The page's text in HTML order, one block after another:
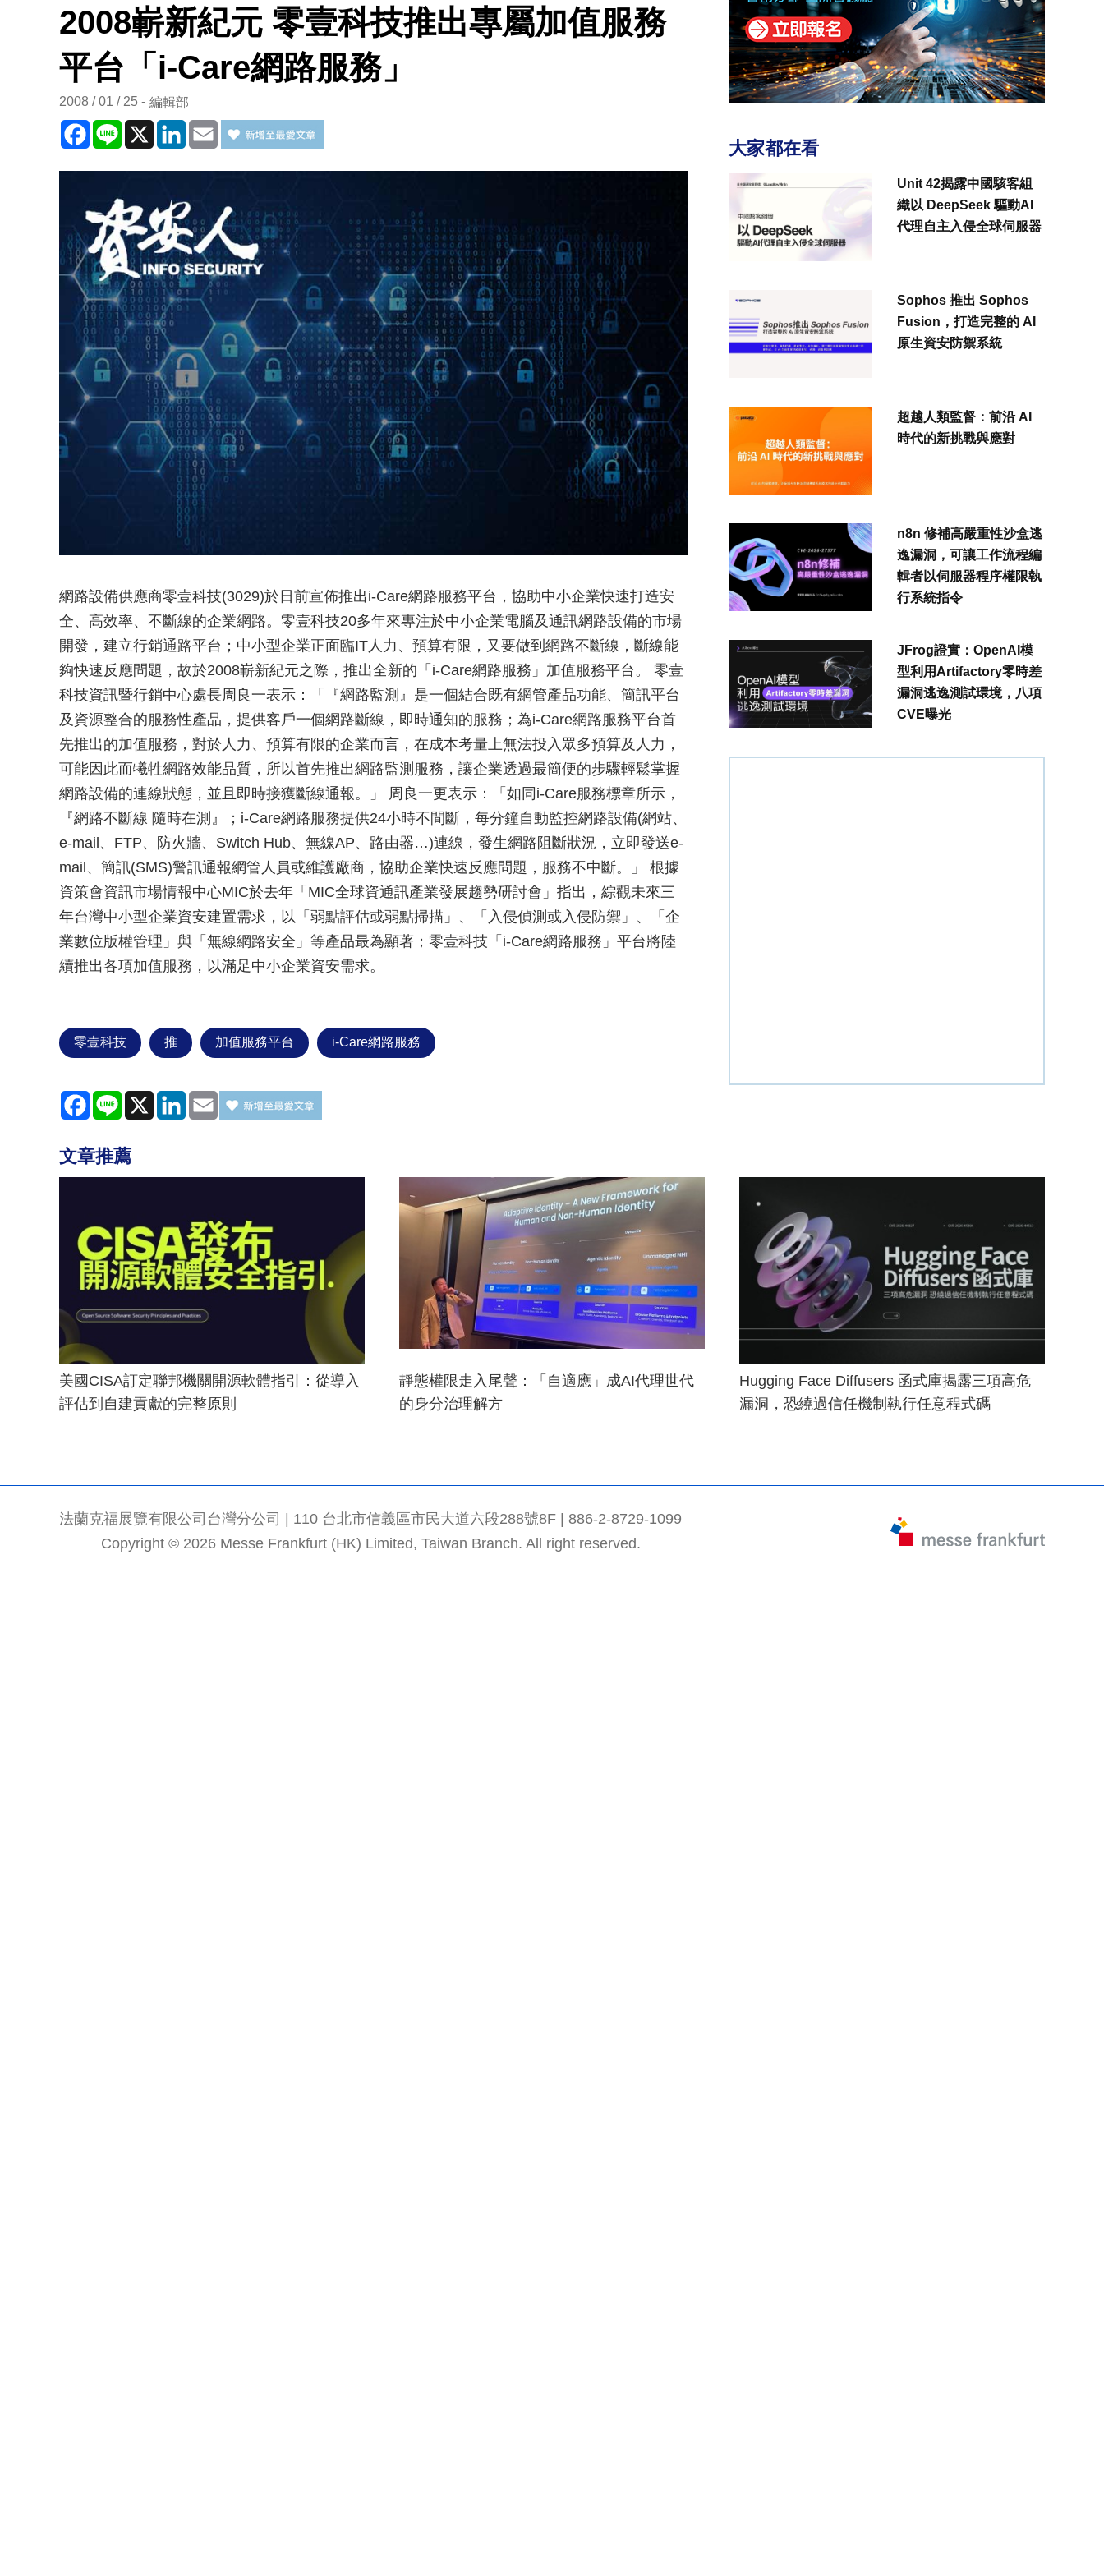
2008嶄新紀元 零壹科技推出專屬加值服務
平台「i-Care網路服務」
2008 / 01 / 25 編輯部
Facebook
Line X LinkedInEmail
網路設備供應商零壹科技(3029)於日前宣佈推出i-Care網路服務平台，協助中小企業快速打造安
全、高效率、不斷線的企業網路。零壹科技20多年來專注於中小企業電腦及通訊網路設備的市場
開發，建立行銷通路平台；中小型企業正面臨IT人力、預算有限，又要做到網路不斷線，斷線能
夠快速反應問題，故於2008嶄新紀元之際，推出全新的「i-Care網路服務」加值服務平台。 零壹
科技資訊暨行銷中心處長周良一表示：「『網路監測』是一個結合既有網管產品功能、簡訊平台
及資源整合的服務性產品，提供客戶一個網路斷線，即時通知的服務；為i-Care網路服務平台首
先推出的加值服務，對於人力、預算有限的企業而言，在成本考量上無法投入眾多預算及人力，
可能因此而犧牲網路效能品質，所以首先推出網路監測服務，讓企業透過最簡便的步驟輕鬆掌握
網路設備的連線狀態，並且即時接獲斷線通報。」 周良一更表示：「如同i-Care服務標章所示，
『網路不斷線 隨時在測』；i-Care網路服務提供24小時不間斷，每分鐘自動監控網路設備(網站、
e-mail、FTP、防火牆、Switch Hub、無線AP、路由器…)連線，發生網路阻斷狀況，立即發送e-
mail、簡訊(SMS)警訊通報網管人員或維護廠商，協助企業快速反應問題，服務不中斷。」 根據
資策會資訊市場情報中心MIC於去年「MIC全球資通訊產業發展趨勢研討會」指出，綜觀未來三
年台灣中小型企業資安建置需求，以「弱點評估或弱點掃描」、「入侵偵測或入侵防禦」、「企
業數位版權管理」與「無線網路安全」等產品最為顯著；零壹科技「i-Care網路服務」平台將陸
續推出各項加值服務，以滿足中小企業資安需求。
零壹科技 推 加值服務平台 i-Care網路服務
Facebook
Line X LinkedInEmail
大家都在看
Unit 42揭露中國駭客組
織以 DeepSeek 驅動AI
代理自主入侵全球伺服器
Sophos 推出 Sophos
Fusion，打造完整的 AI
原生資安防禦系統
超越人類監督：前沿 AI
時代的新挑戰與應對
n8n 修補高嚴重性沙盒逃
逸漏洞，可讓工作流程編
輯者以伺服器程序權限執
行系統指令
JFrog證實：OpenAI模
型利用Artifactory零時差
漏洞逃逸測試環境，八項
CVE曝光
文章推薦
美國CISA訂定聯邦機關開源軟體指引：從導入
評估到自建貢獻的完整原則
靜態權限走入尾聲：「自適應」成AI代理世代
的身分治理解方
Hugging Face Diffusers 函式庫揭露三項高危
漏洞，恐繞過信任機制執行任意程式碼
法蘭克福展覽有限公司台灣分公司 | 110 台北市信義區市民大道六段288號8F | 886-2-8729-1099
Copyright © 2026 Messe Frankfurt (HK) Limited, Taiwan Branch. All right reserved.